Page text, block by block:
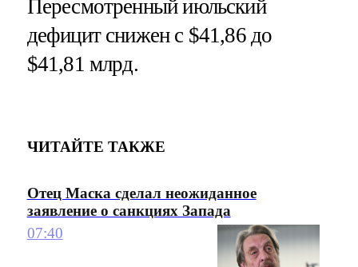
Пересмотренный июльский
дефицит снижен с $41,86 до
$41,81 млрд.
ЧИТАЙТЕ ТАКЖЕ
Отец Маска сделал неожиданное
заявление о санкциях Запада
07:40